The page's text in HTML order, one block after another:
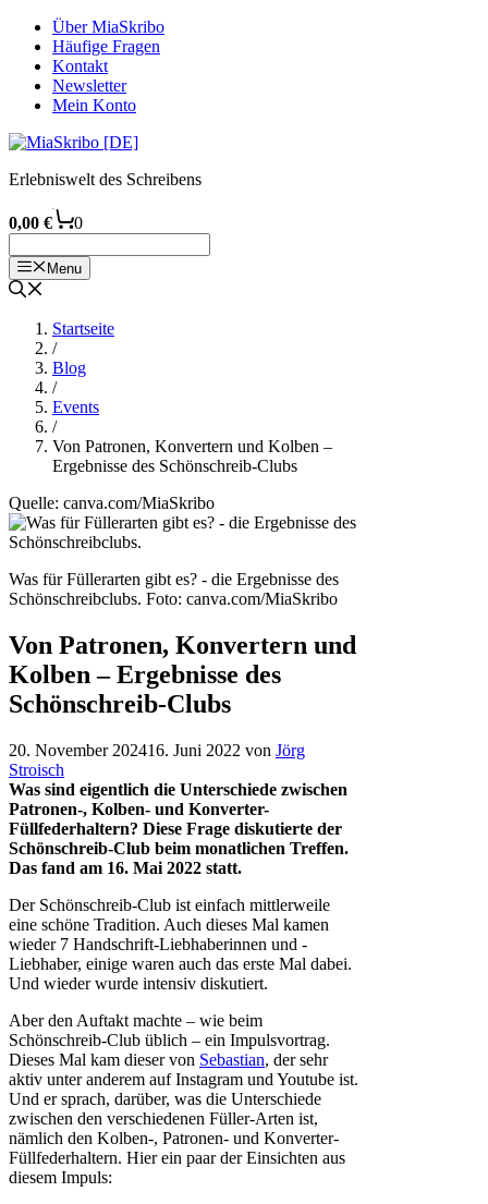
Zum
Inhalt
springen
Über MiaSkribo
Häufige Fragen
Kontakt
Newsletter
Mein Konto
Erlebniswelt des Schreibens
0,00 € 0
Menu
Startseite
/
Blog
/
Events
/
Von Patronen, Konvertern und Kolben –
Ergebnisse des Schönschreib-Clubs
Quelle: canva.com/MiaSkribo
Was für Füllerarten gibt es? - die Ergebnisse des
Schönschreibclubs. Foto: canva.com/MiaSkribo
Von Patronen, Konvertern und
Kolben – Ergebnisse des
Schönschreib-Clubs
20. November 202416. Juni 2022 von Jörg
Stroisch
Was sind eigentlich die Unterschiede zwischen
Patronen-, Kolben- und Konverter-
Füllfederhaltern? Diese Frage diskutierte der
Schönschreib-Club beim monatlichen Treffen.
Das fand am 16. Mai 2022 statt.
Der Schönschreib-Club ist einfach mittlerweile
eine schöne Tradition. Auch dieses Mal kamen
wieder 7 Handschrift-Liebhaberinnen und -
Liebhaber, einige waren auch das erste Mal dabei.
Und wieder wurde intensiv diskutiert.
Aber den Auftakt machte – wie beim
Schönschreib-Club üblich – ein Impulsvortrag.
Dieses Mal kam dieser von Sebastian, der sehr
aktiv unter anderem auf Instagram und Youtube ist.
Und er sprach, darüber, was die Unterschiede
zwischen den verschiedenen Füller-Arten ist,
nämlich den Kolben-, Patronen- und Konverter-
Füllfederhaltern. Hier ein paar der Einsichten aus
diesem Impuls: